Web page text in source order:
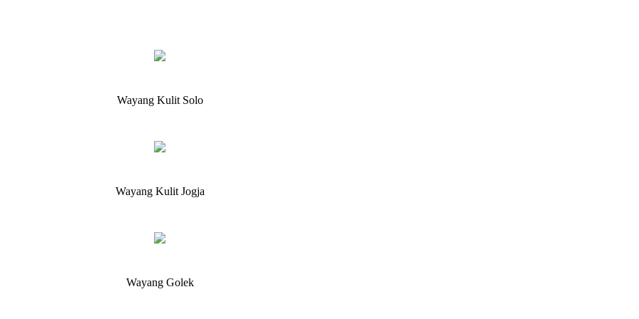
Wayang Kulit Solo
Wayang Kulit Jogja
Wayang Golek